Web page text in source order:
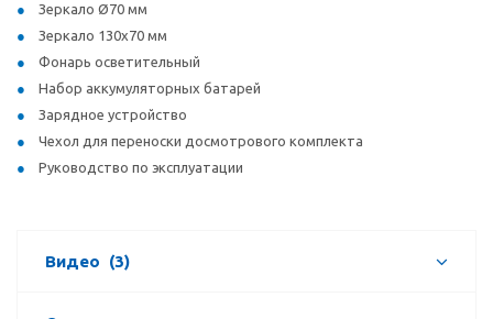
Зеркало Ø70 мм
Зеркало 130х70 мм
Фонарь осветительный
Набор аккумуляторных батарей
Зарядное устройство
Чехол для переноски досмотрового комплекта
Руководство по эксплуатации
Видео (3)